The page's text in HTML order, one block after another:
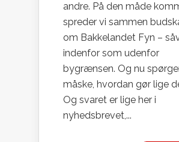
andre. På den måde
spreder vi sammen
om Bakkelandet Fyn –
indenfor som udenfor
bygrænsen. Og nu
måske, hvordan gør lige
Og svaret er lige her i
nyhedsbrevet,...